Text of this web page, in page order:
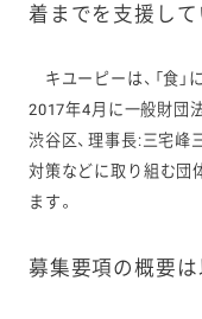
着までを支援して
キユーピーは、「食」
2017年4月に一般財団
渋谷区、理事長:三宅峰
対策などに取り組む団
ます。
募集要項の概要は